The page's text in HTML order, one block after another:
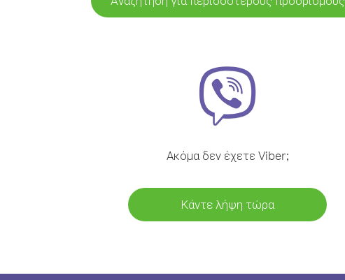
Ακόμα δεν έχετε Viber;
Κάντε λήψη τώρα